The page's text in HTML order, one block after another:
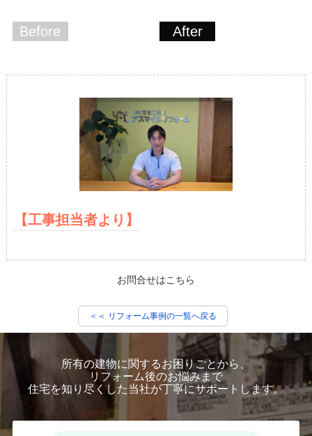
Before After
【工事担当者より】
お問合せはこちら
＜＜ リフォーム事例の一覧へ戻る
所有の建物に関するお困りごとから、
リフォーム後のお悩みまで
住宅を知り尽くした当社が丁寧にサポートします。